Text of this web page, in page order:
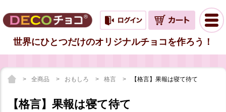
世界にひとつだけのオリジナルチョコを作ろう！
全商品 おもしろ 格言 【格言】果報は寝て待て
【格言】果報は寝て待て